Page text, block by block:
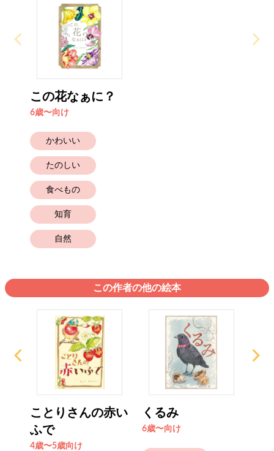
この花なぁに？
6歳〜向け
かわいい
たのしい
食べもの
知育
自然
この作者の他の絵本
ことりさんの赤い
ふで
4歳〜5歳向け
くるみ
6歳〜向け